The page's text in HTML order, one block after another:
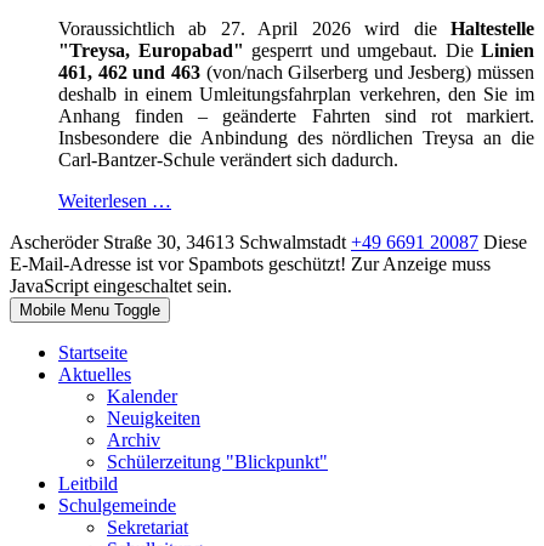
Voraussichtlich ab 27. April 2026 wird die Haltestelle
"Treysa, Europabad" gesperrt und umgebaut. DieLinien
461, 462 und 463(von/nach Gilserberg und Jesberg) müssen
deshalb in einem Umleitungsfahrplan verkehren, den Sie im
Anhang finden – geänderte Fahrten sind rot markiert.
Insbesondere die Anbindung des nördlichen Treysa an die
Carl-Bantzer-Schule verändert sich dadurch.
Weiterlesen …
Ascheröder Straße 30, 34613 Schwalmstadt +49 6691 20087 Diese
E-Mail-Adresse ist vor Spambots geschützt! Zur Anzeige muss
JavaScript eingeschaltet sein.
Mobile Menu Toggle
Startseite
Aktuelles
Kalender
Neuigkeiten
Archiv
Schülerzeitung "Blickpunkt"
Leitbild
Schulgemeinde
Sekretariat